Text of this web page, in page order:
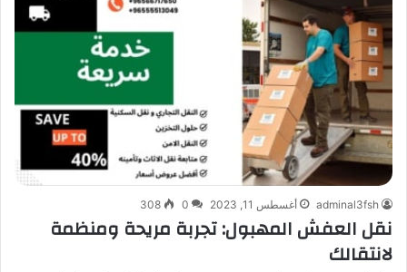
adminal3fsh أغسطس 11, 2023 0
308
نقل العفش المهبول: تجربة مريحة ومنظمة
لانتقالك